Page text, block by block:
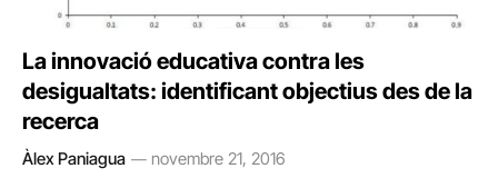
La innovació educativa contra les
desigualtats: identificant objectius des de la
recerca
Àlex Paniagua novembre 21, 2016